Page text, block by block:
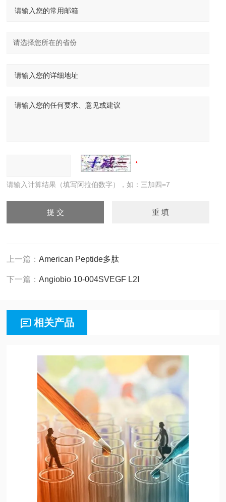
请输入计算结果（填写阿拉伯数字），如：三加四=7
上一篇：American Peptide多肽
下一篇：Angiobio 10-004SVEGF L2I
相关产品